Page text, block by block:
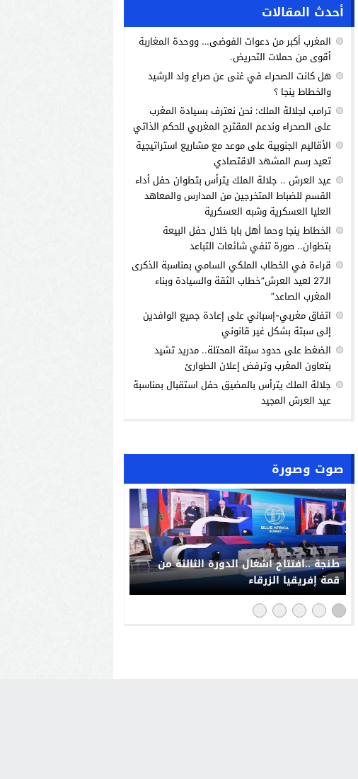
صوت وصورة
طنجة ..افتتاح أشغال الدورة الثالثة من
قمة إفريقيا الزرقاء
أحدث المقالات
المغرب أكبر من دعوات الفوضى… ووحدة المغاربة
أقوى من حملات التحريض.
هل كانت الصحراء في غنى عن صراع ولد الرشيد
والخطاط ينجا ؟
ترامب لجلالة الملك: نحن نعترف بسيادة المغرب
على الصحراء وندعم المقترح المغربي للحكم الذاتي
الأقاليم الجنوبية على موعد مع مشاريع استراتيجية
تعيد رسم المشهد الاقتصادي
عيد العرش .. جلالة الملك يترأس بتطوان حفل أداء
القسم للضباط المتخرجين من المدارس والمعاهد
العليا العسكرية وشبه العسكرية
الخطاط ينجا وحما أهل بابا خلال حفل البيعة
بتطوان.. صورة تنفي شائعات التباعد
قراءة في الخطاب الملكي السامي بمناسبة الذكرى
الـ27 لعيد العرش”خطاب الثقة والسيادة وبناء
المغرب الصاعد”
اتفاق مغربي-إسباني على إعادة جميع الوافدين
إلى سبتة بشكل غير قانوني
الضغط على حدود سبتة المحتلة.. مدريد تشيد
بتعاون المغرب وترفض إعلان الطوارئ
جلالة الملك يترأس بالمضيق حفل استقبال بمناسبة
عيد العرش المجيد